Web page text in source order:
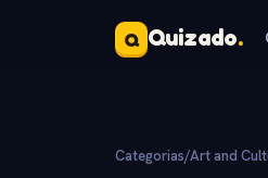
Q Quizado.
Categorias/Art and